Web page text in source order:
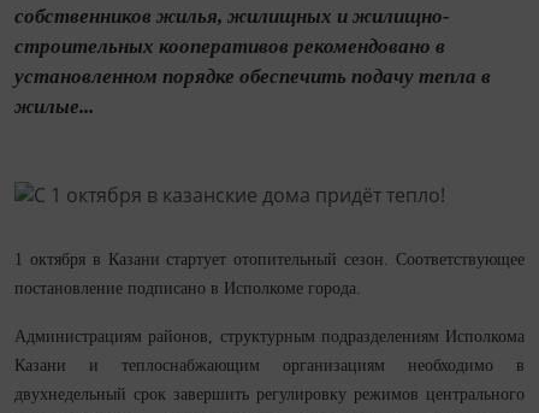
собственников жилья, жилищных и жилищно-
строительных кооперативов рекомендовано в
установленном порядке обеспечить подачу тепла в
жилые...
1 октября в Казани стартует отопительный сезон. Соответствующее
постановление подписано в Исполкоме города.
Администрациям районов, структурным подразделениям Исполкома
Казани и теплоснабжающим организациям необходимо в
двухнедельный срок завершить регулировку режимов центрального